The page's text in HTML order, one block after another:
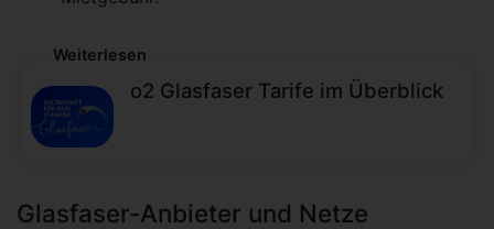
Weiterlesen
o2 Glasfaser Tarife im Überblick
Glasfaser-Anbieter und Netze